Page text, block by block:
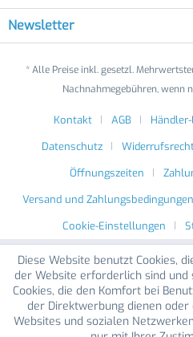
Newsletter
* Alle Preise inkl. gesetzl.
Nachnahmegebühren, wenn
Kontakt AGB
Datenschutz
Öffnungszeiten
Versand und Zahlungsbedingungen
Cookie-Einstellungen
Diese Website benutzt Cookies,
der Website erforderlich sind
Cookies, die den Komfort bei
der Direktwerbung dienen
Websites und sozialen